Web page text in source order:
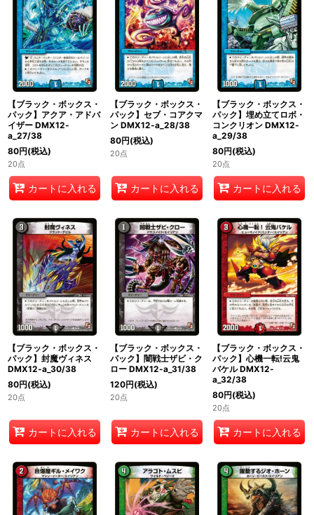
【ブラック・ボックス・
パック】アクア・アドバ
イザー DMX12-
a_27/38
80円(税込)
20点
カートに入れる
【ブラック・ボックス・
パック】セブ・コアクマ
ン DMX12-a_28/38
80円(税込)
20点
カートに入れる
【ブラック・ボックス・
パック】埋め立てロボ・
コンクリオン DMX12-
a_29/38
80円(税込)
20点
カートに入れる
【ブラック・ボックス・
パック】封魔ヴィネス
DMX12-a_30/38
80円(税込)
20点
カートに入れる
【ブラック・ボックス・
パック】闇戦士ザビ・ク
ロー DMX12-a_31/38
120円(税込)
20点
カートに入れる
【ブラック・ボックス・
パック】心機一転!云鬼
バケル DMX12-
a_32/38
80円(税込)
20点
カートに入れる